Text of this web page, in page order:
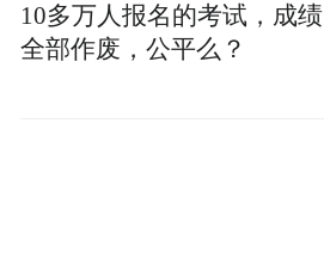
10多万人报名的考试，成绩
全部作废，公平么？